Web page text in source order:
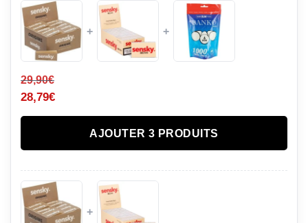
+ +
29,90€
28,79€
AJOUTER 3 PRODUITS
+